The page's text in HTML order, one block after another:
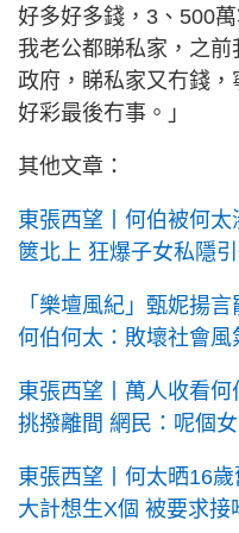
好多好多錢，3、500
我老公都睇私家，之
政府，睇私家又冇錢，
好彩最後冇事。」
其他文章：
東張西望丨何伯被何
篋北上 狂爆子女私隱
「樂壇風紀」甄妮揚
何伯何太：敗壞社會風
東張西望丨萬人收看
挑撥離間 網民：呢個
東張西望丨何太晒16
大計想生X個 被要求